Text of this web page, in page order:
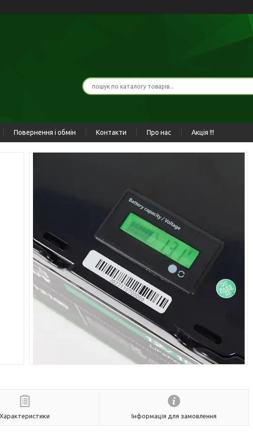
Повернення і обмін Контакти Про нас Акція !!!
Характеристики Інформація для замовлення